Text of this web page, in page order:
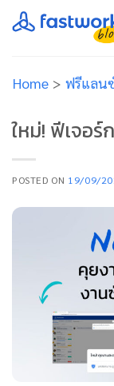
Skip
to
Home > ฟรีแลน
ใหม่! ฟีเจอร์
POSTED ON 19/09/